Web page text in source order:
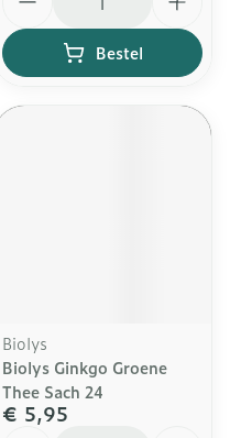
Bestel
Biolys
Biolys Ginkgo Groene
Thee Sach 24
€ 5,95